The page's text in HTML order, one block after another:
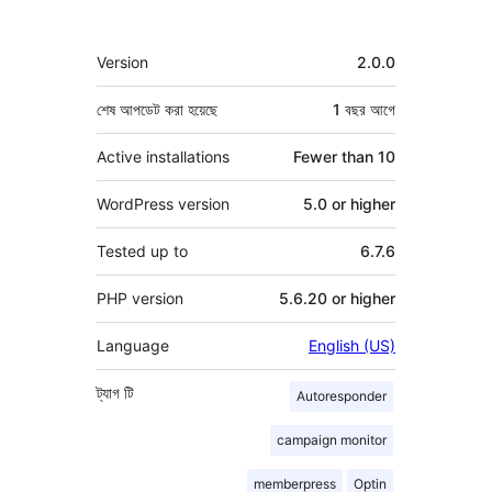
মেটা
Version 2.0.0
শেষ আপডেট করা হয়েছে 1 বছর আগে
Active installations Fewer than 10
WordPress version 5.0 or higher
Tested up to 6.7.6
PHP version 5.6.20 or higher
Language English (US)
ট্যাগ Autoresponder
campaign monitor
memberpress Optin
টি